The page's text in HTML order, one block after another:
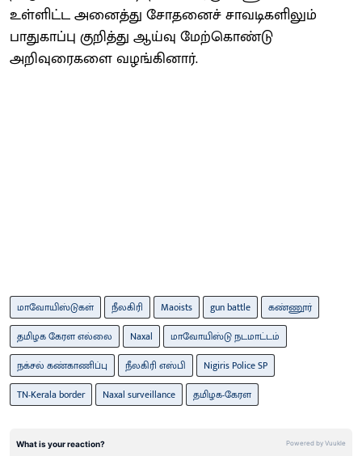
உள்ளிட்ட அனைத்து சோதனைச் சாவடிகளிலும்
பாதுகாப்பு குறித்து ஆய்வு மேற்கொண்டு
அறிவுரைகளை வழங்கினார்.
மாவோயிஸ்டுகள் நீலகிரி Maoists gun battle
கண்ணூர்
தமிழக கேரள எல்லை
Naxal
மாவோயிஸ்டு நடமாட்டம்
நக்சல் கண்காணிப்பு
நீலகிரி எஸ்பி
Nigiris Police SP
TN-Kerala border
Naxal surveillance தமிழக-கேரள